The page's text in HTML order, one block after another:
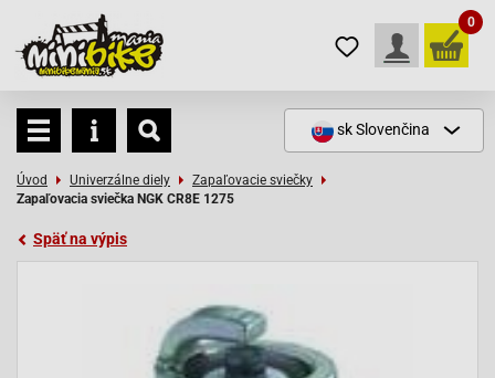
0
skSlovenčina
Úvod Univerzálne diely
Zapaľovacie sviečky
Zapaľovacia sviečka NGK CR8E 1275
Späť na výpis